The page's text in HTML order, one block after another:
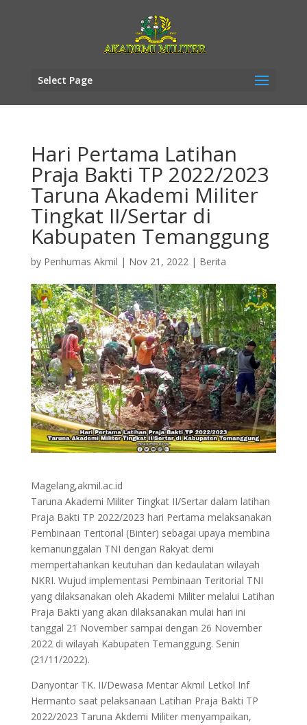
Select Page
Hari Pertama Latihan
Praja Bakti TP 2022/2023
Taruna Akademi Militer
Tingkat II/Sertar di
Kabupaten Temanggung
by Penhumas Akmil | Nov 21, 2022| Berita
Magelang,akmil.ac.id
Taruna Akademi Militer Tingkat II/Sertar dalam latihan
Praja Bakti TP 2022/2023 hari Pertama melaksanakan
Pembinaan Teritorial (Binter) sebagai upaya membina
kemanunggalan TNI dengan Rakyat demi
mempertahankan keutuhan dan kedaulatan wilayah
NKRI. Wujud implementasi Pembinaan Teritorial TNI
yang dilaksanakan oleh Akademi Militer melalui Latihan
Praja Bakti yang akan dilaksanakan mulai hari ini
tanggal 21 November sampai dengan 26 November
2022 di wilayah Kabupaten Temanggung. Senin
(21/11/2022).
Danyontar TK. II/Dewasa Mentar Akmil Letkol Inf
Hermanto saat pelaksanaan Latihan Praja Bakti TP
2022/2023 Taruna Akdemi Militer menyampaikan,